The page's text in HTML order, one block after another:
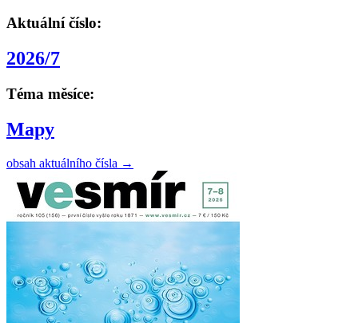
Aktuální číslo:
2026/7
Téma měsíce:
Mapy
obsah aktuálního čísla →